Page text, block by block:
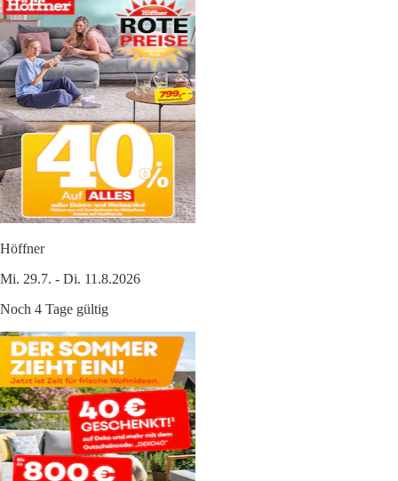
Höffner
Mi. 29.7. - Di. 11.8.2026
Noch 4 Tage gültig